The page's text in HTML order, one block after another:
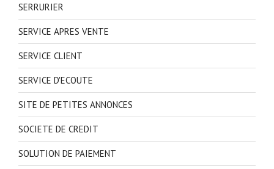
SERRURIER
SERVICE APRES VENTE
SERVICE CLIENT
SERVICE D'ECOUTE
SITE DE PETITES ANNONCES
SOCIETE DE CREDIT
SOLUTION DE PAIEMENT